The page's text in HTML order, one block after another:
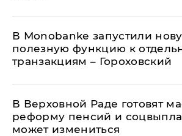
В Мonobankе запустили
полезную функцию к
транзакциям – Гороховский
В Верховной Раде готовят
реформу пенсий и
может измениться